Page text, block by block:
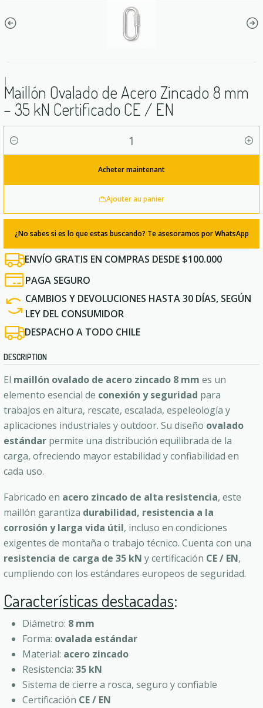
|
Maillón Ovalado de Acero Zincado 8 mm
– 35 kN Certificado CE / EN
Quantité
Ajouter au panier
Acheter maintenant
¿No sabes si es lo que estas buscando? Te asesoramos por WhatsApp
ENVÍO GRATIS EN COMPRAS DESDE $100.000
PAGA SEGURO
CAMBIOS Y DEVOLUCIONES HASTA 30 DÍAS, SEGÚN
LEY DEL CONSUMIDOR
DESPACHO A TODO CHILE
DESCRIPTION
El maillón ovalado de acero zincado 8 mm es un
elemento esencial de conexión y seguridad para
trabajos en altura, rescate, escalada, espeleología y
aplicaciones industriales y outdoor. Su diseño ovalado
estándar permite una distribución equilibrada de la
carga, ofreciendo mayor estabilidad y confiabilidad en
cada uso.
Fabricado en acero zincado de alta resistencia, este
maillón garantiza durabilidad, resistencia a la
corrosión y larga vida útil, incluso en condiciones
exigentes de montaña o trabajo técnico. Cuenta con una
resistencia de carga de 35 kN y certificación CE / EN,
cumpliendo con los estándares europeos de seguridad.
Características destacadas:
Diámetro: 8 mm
Forma: ovalada estándar
Material: acero zincado
Resistencia: 35 kN
Sistema de cierre a rosca, seguro y confiable
Certificación CE / EN